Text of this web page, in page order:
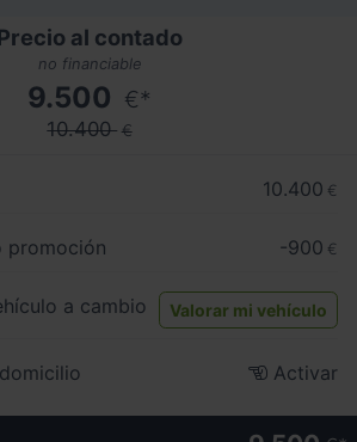
al contado
no financiable
9.500 €*
10.400 €
10.400 €
promoción -900 €
a cambio Valorar mi vehículo
Activar